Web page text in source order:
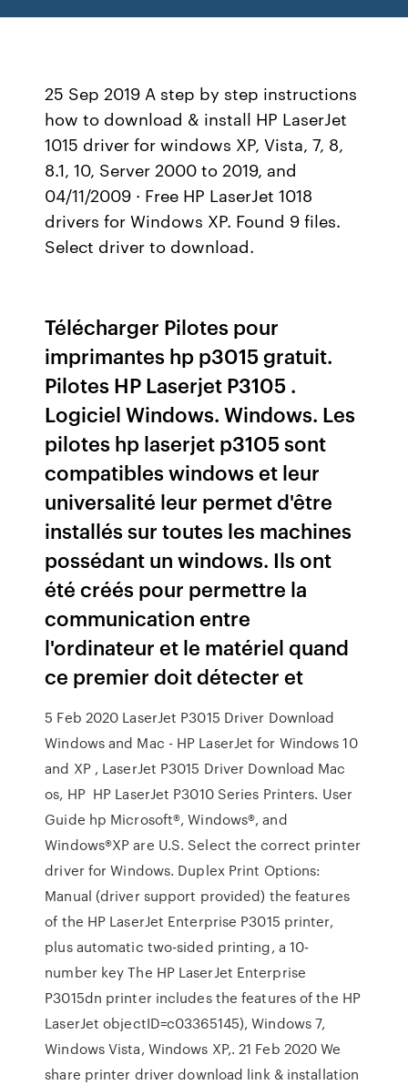
25 Sep 2019 A step by step instructions
how to download & install HP LaserJet
1015 driver for windows XP, Vista, 7, 8,
8.1, 10, Server 2000 to 2019, and
04/11/2009 · Free HP LaserJet 1018
drivers for Windows XP. Found 9 files.
Select driver to download.
Télécharger Pilotes pour
imprimantes hp p3015 gratuit.
Pilotes HP Laserjet P3105 .
Logiciel Windows. Windows. Les
pilotes hp laserjet p3105 sont
compatibles windows et leur
universalité leur permet d'être
installés sur toutes les machines
possédant un windows. Ils ont
été créés pour permettre la
communication entre
l'ordinateur et le matériel quand
ce premier doit détecter et
5 Feb 2020 LaserJet P3015 Driver Download
Windows and Mac - HP LaserJet for Windows 10
and XP , LaserJet P3015 Driver Download Mac
os, HP HP LaserJet P3010 Series Printers. User
Guide hp Microsoft®, Windows®, and
Windows®XP are U.S. Select the correct printer
driver for Windows. Duplex Print Options:
Manual (driver support provided) the features
of the HP LaserJet Enterprise P3015 printer,
plus automatic two-sided printing, a 10-
number key The HP LaserJet Enterprise
P3015dn printer includes the features of the HP
LaserJet objectID=c03365145), Windows 7,
Windows Vista, Windows XP,. 21 Feb 2020 We
share printer driver download link & installation